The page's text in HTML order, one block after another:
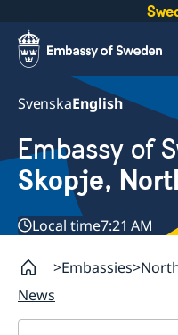
SvenskaEnglish
Embassy of
Skopje,
Local time7:21 AM
Embassies
News